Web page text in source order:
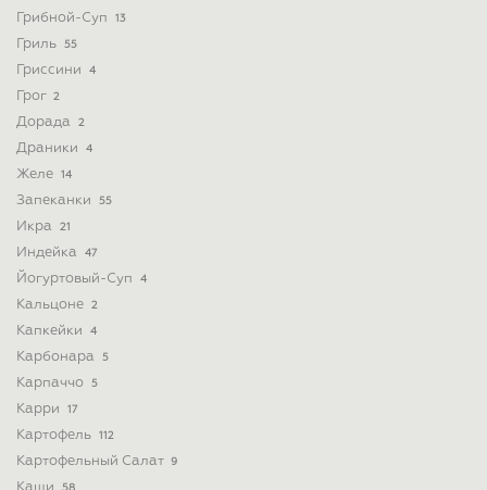
Грибной-Суп 13
Гриль 55
Гриссини 4
Грог 2
Дорада 2
Драники 4
Желе 14
Запеканки 55
Икра 21
Индейка 47
Йогуртовый-Суп 4
Кальцоне 2
Капкейки 4
Карбонара 5
Карпаччо 5
Карри 17
Картофель 112
Картофельный Салат 9
Каши 58